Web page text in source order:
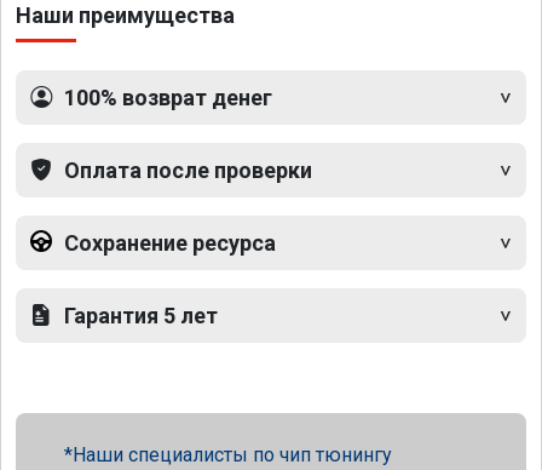
Наши преимущества
100% возврат денег
Оплата после проверки
Сохранение ресурса
Гарантия 5 лет
Наши специалисты по чип тюнингу